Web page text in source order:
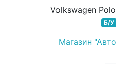
Volkswagen
Б/У
Магазин